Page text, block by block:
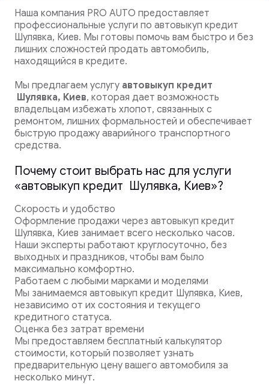
Наша компания PRO AUTO предоставляет
профессиональные услуги по автовыкуп кредит
Шулявка, Киев. Мы готовы помочь вам быстро и без
лишних сложностей продать автомобиль,
находящийся в кредите.
Мы предлагаем услугу автовыкуп кредит
Шулявка, Киев, которая дает возможность
владельцам избежать хлопот, связанных с
ремонтом, лишних формальностей и обеспечивает
быструю продажу аварийного транспортного
средства.
Почему стоит выбрать нас для услуги
«автовыкуп кредит Шулявка, Киев»?
Скорость и удобство
Оформление продажи через автовыкуп кредит
Шулявка, Киев занимает всего несколько часов.
Наши эксперты работают круглосуточно, без
выходных и праздников, чтобы вам было
максимально комфортно.
Работаем с любыми марками и моделями
Мы занимаемся автовыкуп кредит Шулявка, Киев,
независимо от их состояния и текущего
кредитного статуса.
Оценка без затрат времени
Мы предоставляем бесплатный калькулятор
стоимости, который позволяет узнать
предварительную цену вашего автомобиля за
несколько минут.